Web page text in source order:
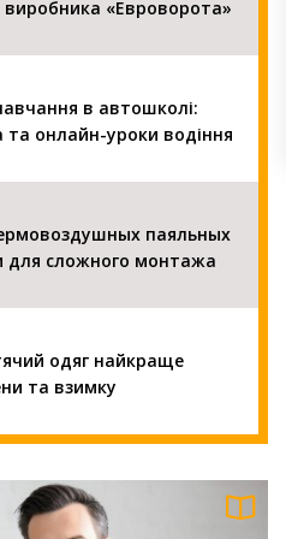
виробника «Евроворота»
в автошколі:
та онлайн-уроки водіння
паяльных
для сложного монтажа
одяг найкраще
та взимку
крем: як обрати